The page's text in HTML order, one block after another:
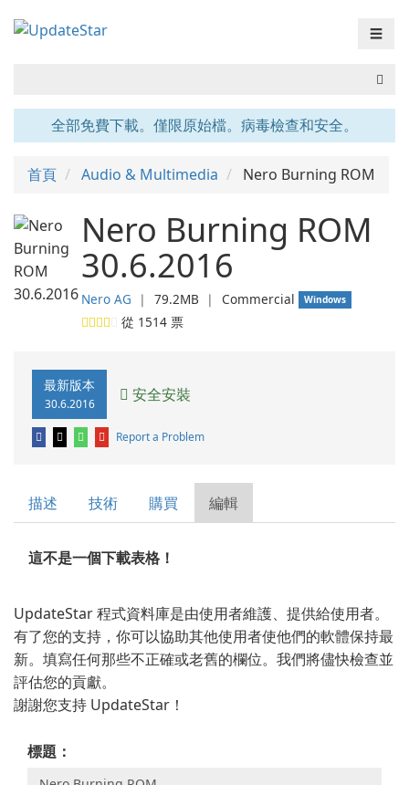
☰
全部免費下載。僅限原始檔。病毒檢查和安全。
首頁 Audio & Multimedia Nero Burning ROM
Nero Burning ROM
30.6.2016
Nero AG ❘ 79.2MB ❘ Commercial Windows
從 1514 票
最新版本
30.6.2016 安全安裝
Report a Problem
描述 技術 購買 編輯
這不是一個下載表格！
UpdateStar 程式資料庫是由使用者維護、提供給使用者。
有了您的支持，你可以協助其他使用者使他們的軟體保持最
新。填寫任何那些不正確或老舊的欄位。我們將儘快檢查並
評估您的貢獻。
謝謝您支持 UpdateStar！
標題：